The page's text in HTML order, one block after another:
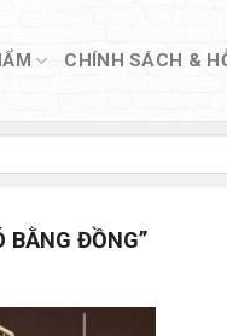
CHÍNH SÁCH &
BẰNG ĐỒNG”